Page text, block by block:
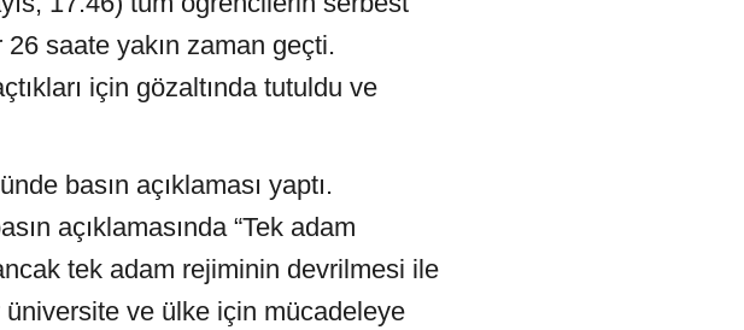
26 saate yakın zaman geçti.
için gözaltında tutuldu ve
basın açıklaması yaptı.
açıklamasında “Tek adam
tek adam rejiminin devrilmesi ile
ve ülke için mücadeleye